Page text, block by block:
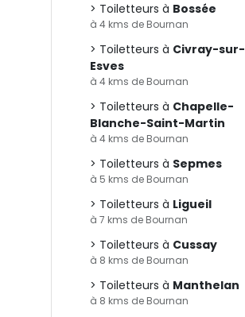
Toiletteurs à Bossée
à 4 kms de Bournan
Toiletteurs à Civray-sur-
Esves
à 4 kms de Bournan
Toiletteurs à Chapelle-
Blanche-Saint-Martin
à 4 kms de Bournan
Toiletteurs à Sepmes
à 5 kms de Bournan
Toiletteurs à Ligueil
à 7 kms de Bournan
Toiletteurs à Cussay
à 8 kms de Bournan
Toiletteurs à Manthelan
à 8 kms de Bournan